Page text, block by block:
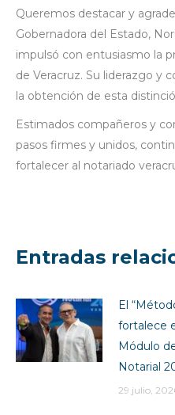
Queremos destacar y
Gobernadora del Estado,
impulsó con entusiasmo la
de Veracruz. Su liderazgo y
la obtención de esta
Estimados compañeros y
pasos firmes y unidos,
fortalecer al notariado
Entradas
El
fortalece
Módulo
Notarial
29 julio,